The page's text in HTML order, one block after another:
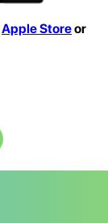
Apple Storeor